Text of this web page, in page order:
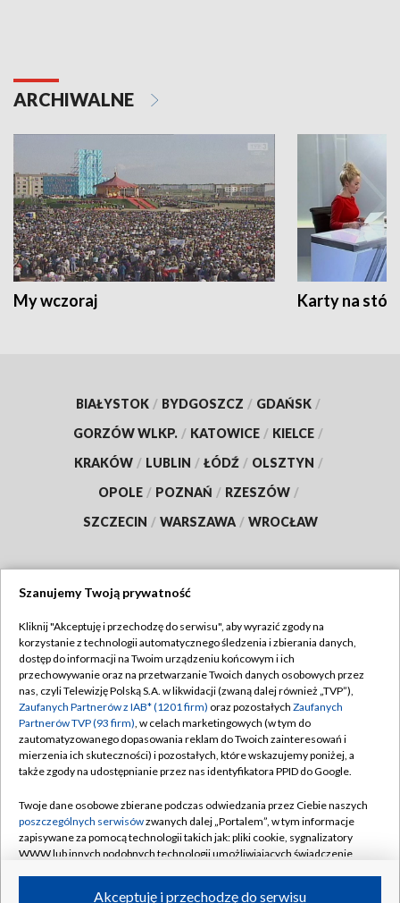
ARCHIWALNE
My wczoraj Karty na
BIAŁYSTOK / BYDGOSZCZ / GDAŃSK /
GORZÓW WLKP. / KATOWICE / KIELCE /
KRAKÓW / LUBLIN / ŁÓDŹ / OLSZTYN /
OPOLE / POZNAŃ / RZESZÓW /
SZCZECIN / WARSZAWA / WROCŁAW
TVP
Abonament TVP
Emisja w TVP
Centrum informacji TVP
Naziemna Telewizja Cyfrowa
Rada Programowa
System NOS
Informacje o nadawcy
Regulamin TVP
Polityka prywatności
Moje zgody
Pomoc
Kontakt
Kanały
Szanujemy Twoją prywatność
Kliknij "Akceptuję i przechodzę do serwisu", aby wyrazić zgody na
korzystanie z technologii automatycznego śledzenia i zbierania danych,
dostęp do informacji na Twoim urządzeniu końcowym i ich
przechowywanie oraz na przetwarzanie Twoich danych osobowych przez
nas, czyli Telewizję Polską S.A. w likwidacji (zwaną dalej również „TVP”),
Zaufanych Partnerów z IAB* (1201 firm) oraz pozostałych Zaufanych
Partnerów TVP (93 firm), w celach marketingowych (w tym do
zautomatyzowanego dopasowania reklam do Twoich zainteresowań i
mierzenia ich skuteczności) i pozostałych, które wskazujemy poniżej, a
także zgody na udostępnianie przez nas identyfikatora PPID do Google.
Twoje dane osobowe zbierane podczas odwiedzania przez Ciebie naszych
poszczególnych serwisówzwanych dalej „Portalem”, w tym informacje
zapisywane za pomocą technologii takich jak: pliki cookie, sygnalizatory
WWW lub innych podobnych technologii umożliwiających świadczenie
Akceptuję i przechodzę do serwisu